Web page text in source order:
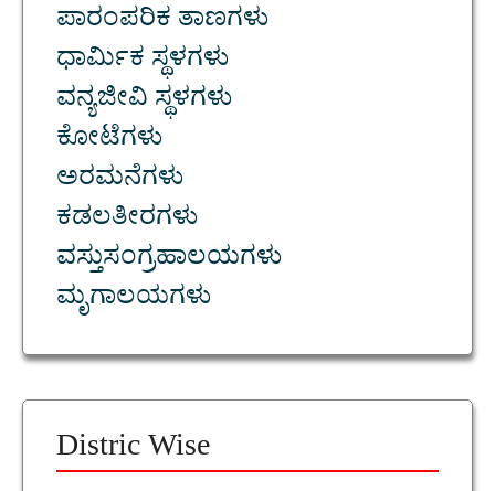
ಪಾರಂಪರಿಕ ತಾಣಗಳು
ಧಾರ್ಮಿಕ ಸ್ಥಳಗಳು
ವನ್ಯಜೀವಿ ಸ್ಥಳಗಳು
ಕೋಟೆಗಳು
ಅರಮನೆಗಳು
ಕಡಲತೀರಗಳು
ವಸ್ತುಸಂಗ್ರಹಾಲಯಗಳು
ಮೃಗಾಲಯಗಳು
Distric Wise